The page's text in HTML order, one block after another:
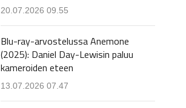
20.07.2026 09.55
Blu-ray-arvostelussa Anemone
(2025): Daniel Day-Lewisin paluu
kameroiden eteen
13.07.2026 07.47